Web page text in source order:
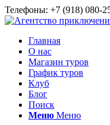
Телефоны: +7 (918) 080-
Главная
О нас
Магазин туров
График туров
Клуб
Блог
Поиск
Меню Меню